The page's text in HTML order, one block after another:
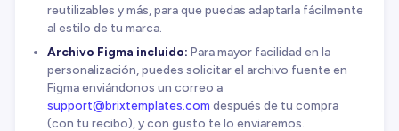
reutilizables y más, para que puedas adaptarla fácilmente
al estilo de tu marca.
Archivo Figma incluido: Para mayor facilidad en la
personalización, puedes solicitar el archivo fuente en
Figma enviándonos un correo a
support@brixtemplates.com después de tu compra
(con tu recibo), y con gusto te lo enviaremos.